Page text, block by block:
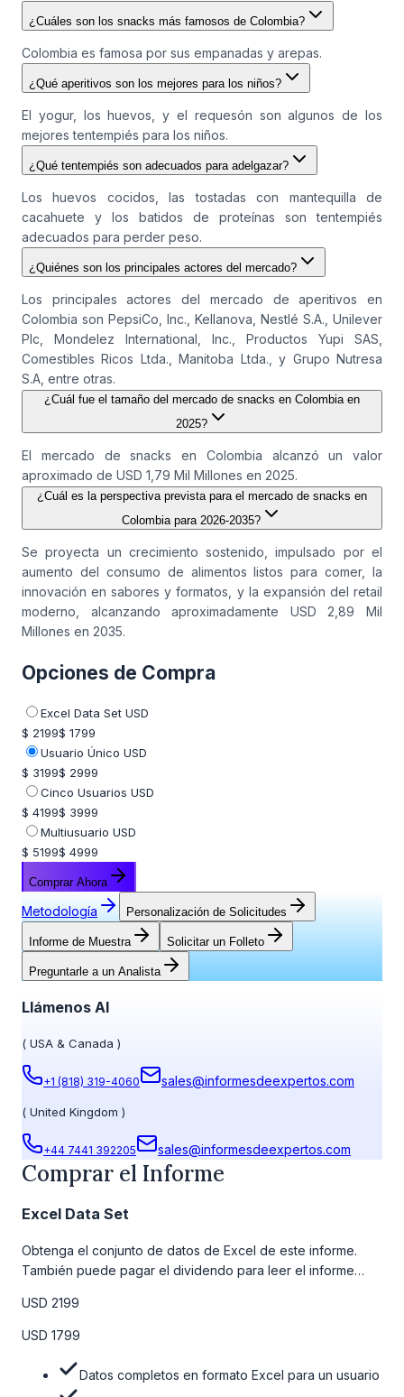
¿Cuáles son los snacks más famosos de Colombia?
Colombia es famosa por sus empanadas y arepas.
¿Qué aperitivos son los mejores para los niños?
El yogur, los huevos, y el requesón son algunos de los
mejores tentempiés para los niños.
¿Qué tentempiés son adecuados para adelgazar?
Los huevos cocidos, las tostadas con mantequilla de
cacahuete y los batidos de proteínas son tentempiés
adecuados para perder peso.
¿Quiénes son los principales actores del mercado?
Los principales actores del mercado de aperitivos en
Colombia son PepsiCo, Inc., Kellanova, Nestlé S.A., Unilever
Plc, Mondelez International, Inc., Productos Yupi SAS,
Comestibles Ricos Ltda., Manitoba Ltda., y Grupo Nutresa
S.A, entre otras.
¿Cuál fue el tamaño del mercado de snacks en Colombia en
2025?
El mercado de snacks en Colombia alcanzó un valor
aproximado de USD 1,79 Mil Millones en 2025.
¿Cuál es la perspectiva prevista para el mercado de snacks en
Colombia para 2026-2035?
Se proyecta un crecimiento sostenido, impulsado por el
aumento del consumo de alimentos listos para comer, la
innovación en sabores y formatos, y la expansión del retail
moderno, alcanzando aproximadamente USD 2,89 Mil
Millones en 2035.
Opciones de Compra
Excel Data Set USD
$ 2199$ 1799
Usuario Único USD
$ 3199$ 2999
Cinco Usuarios USD
$ 4199$ 3999
Multiusuario USD
$ 5199$ 4999
Comprar Ahora
Metodología Personalización de Solicitudes
Informe de Muestra Solicitar un Folleto
Preguntarle a un Analista
Llámenos Al
( USA & Canada )
+1 (818) 319-4060 sales@informesdeexpertos.com
( United Kingdom )
+44 7441 392205 sales@informesdeexpertos.com
Comprar el Informe
Excel Data Set
Obtenga el conjunto de datos de Excel de este informe.
También puede pagar el dividendo para leer el informe
la tabla de precios a continuación.
USD 2199
USD 1799
Datos completos en formato Excel para un usuario